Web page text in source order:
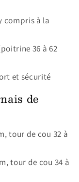
compris à la
36 à 62
et sécurité
de
tour de cou 32 à
tour de cou 34 à